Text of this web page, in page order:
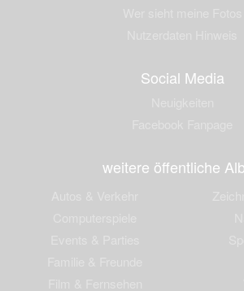
Social Media
weitere öffentliche